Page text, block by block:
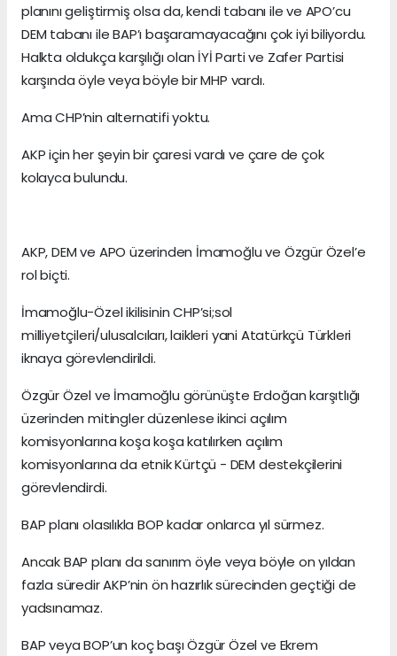
planını geliştirmiş olsa da, kendi tabanı ile ve APO’cu
DEM tabanı ile BAP’ı başaramayacağını çok iyi biliyordu.
Halkta oldukça karşılığı olan İYİ Parti ve Zafer Partisi
karşında öyle veya böyle bir MHP vardı.
Ama CHP’nin alternatifi yoktu.
AKP için her şeyin bir çaresi vardı ve çare de çok
kolayca bulundu.
AKP, DEM ve APO üzerinden İmamoğlu ve Özgür Özel’e
rol biçti.
İmamoğlu-Özel ikilisinin CHP’si;sol
milliyetçileri/ulusalcıları, laikleri yani Atatürkçü Türkleri
iknaya görevlendirildi.
Özgür Özel ve İmamoğlu görünüşte Erdoğan karşıtlığı
üzerinden mitingler düzenlese ikinci açılım
komisyonlarına koşa koşa katılırken açılım
komisyonlarına da etnik Kürtçü - DEM destekçilerini
görevlendirdi.
BAP planı olasılıkla BOP kadar onlarca yıl sürmez.
Ancak BAP planı da sanırım öyle veya böyle on yıldan
fazla süredir AKP’nin ön hazırlık sürecinden geçtiği de
yadsınamaz.
BAP veya BOP’un koç başı Özgür Özel ve Ekrem